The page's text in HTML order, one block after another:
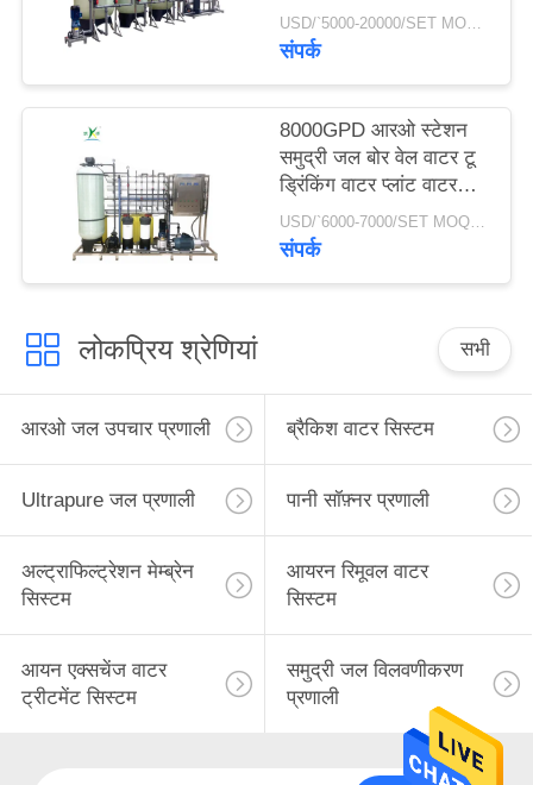
संयंत्र जल उपचार उपकरण
आरओ सिस्टम
USD/`5000-20000/SET MOQ:एक सेट
संपर्क
8000GPD आरओ स्टेशन
समुद्री जल बोर वेल वाटर टू
ड्रिंकिंग वाटर प्लांट वाटर
डिसेलिनेशन मशीन
USD/`6000-7000/SET MOQ:एक सेट
संपर्क
लोकप्रिय श्रेणियां सभी
आरओ जल उपचार प्रणाली ब्रैकिश वाटर सिस्टम
Ultrapure जल प्रणाली पानी सॉफ़्नर प्रणाली
अल्ट्राफिल्ट्रेशन मेम्ब्रेन
सिस्टम
आयरन रिमूवल वाटर
सिस्टम
आयन एक्सचेंज वाटर
ट्रीटमेंट सिस्टम
समुद्री जल विलवणीकरण
प्रणाली